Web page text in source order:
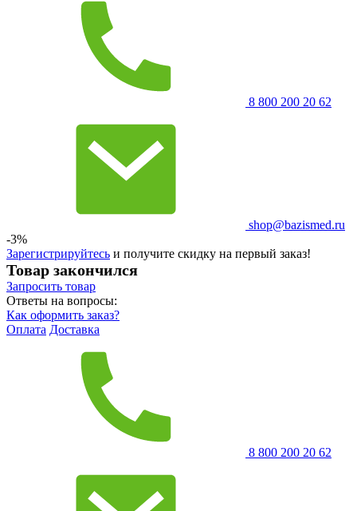
8 800 200 20 62
shop@bazismed.ru
-3%
Зарегистрируйтесь и получите скидку на первый заказ!
Товар закончился
Запросить товар
Ответы на вопросы:
Как оформить заказ?
Оплата Доставка
8 800 200 20 62